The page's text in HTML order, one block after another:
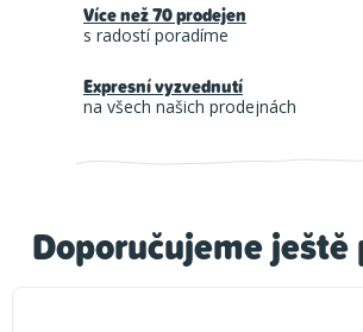
Doporučujeme
Více než 70 prodejen
s radostí poradíme
Expresní vyzvednutí
na všech našich prodejnách